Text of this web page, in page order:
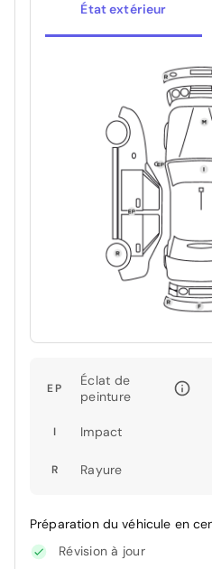
État extérieur
EP
Éclat de
peinture
I Impact
R Rayure
Préparation du véhicule en
Révision à jour